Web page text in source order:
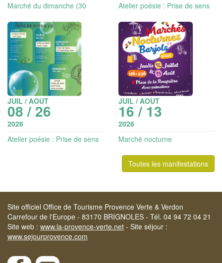
Marché du dimanche (30
Atelier poésie : Prise de sens
JUIL / AOUT
08 / 26
2026
Atelier poésie : Prise de sens
JUIL / AOUT
16 / 13
2026
Marché nocturne
Toutes les manifestations
Site officiel Office de Tourisme Provence Verte & Verdon
Carrefour de l'Europe - 83170 BRIGNOLES - Tél. 04 94 72 04 21
Site web : www.la-provence-verte.net - Site séjour :
www.sejourprovence.com